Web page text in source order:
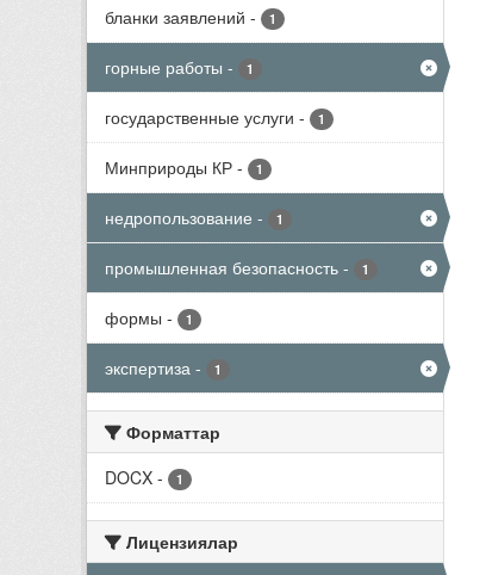
бланки заявлений - 1
горные работы - 1
государственные услуги - 1
Минприроды КР - 1
недропользование - 1
промышленная безопасность - 1
формы - 1
экспертиза - 1
Форматтар
DOCX - 1
Лицензиялар